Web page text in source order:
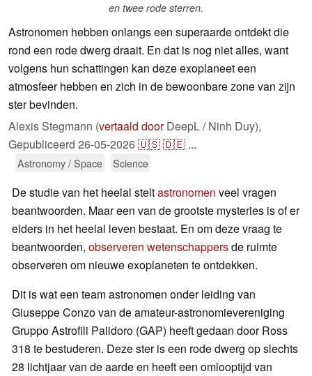
en twee rode sterren.
Astronomen hebben onlangs een superaarde ontdekt die
rond een rode dwerg draait. En dat is nog niet alles, want
volgens hun schattingen kan deze exoplaneet een
atmosfeer hebben en zich in de bewoonbare zone van zijn
ster bevinden.
Alexis Stegmann (vertaald doorDeepL / Ninh Duy),
Gepubliceerd 26-05-2026🇺🇸🇩🇪 ...
Astronomy / Space Science
De studie van het heelal steltastronomen veel vragen
beantwoorden. Maar een van de grootste mysteries is of er
elders in het heelal leven bestaat. En om deze vraag te
beantwoorden, observeren wetenschappersde ruimte
observeren om nieuwe exoplaneten te ontdekken.
Dit is wat een team astronomen onder leiding van
Giuseppe Conzo van de amateur-astronomievereniging
Gruppo Astrofili Palidoro (GAP) heeft gedaan door Ross
318 te bestuderen. Deze ster is een rode dwerg op slechts
28 lichtjaar van de aarde en heeft een omlooptijd van